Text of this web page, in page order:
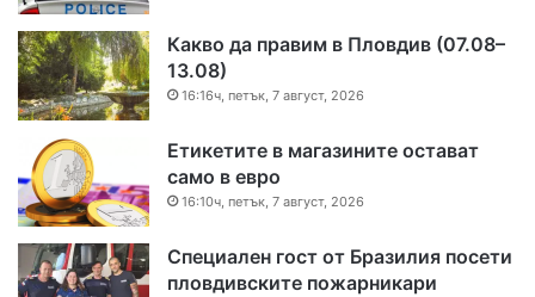
Какво да правим в Пловдив (07.08–
13.08)
16:16ч, петък, 7 август, 2026
Етикетите в магазините остават
само в евро
16:10ч, петък, 7 август, 2026
Специален гост от Бразилия посети
пловдивските пожарникари